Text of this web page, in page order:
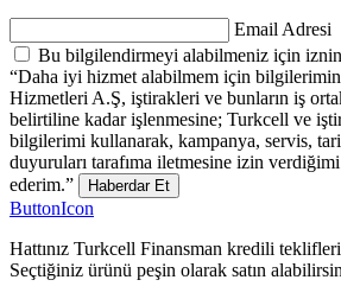
Email Adresi
Bu bilgilendirmeyi alabilmeniz için
“Daha iyi hizmet alabilmem için
Hizmetleri A.Ş, iştirakleri ve bunların iş
belirtiline kadar işlenmesine; Turkcell ve
bilgilerimi kullanarak, kampanya, servis,
duyuruları tarafıma iletmesine izin
ederim.”
Haberdar Et
ButtonIcon
Hattınız Turkcell Finansman kredili
Seçtiğiniz ürünü peşin olarak satın